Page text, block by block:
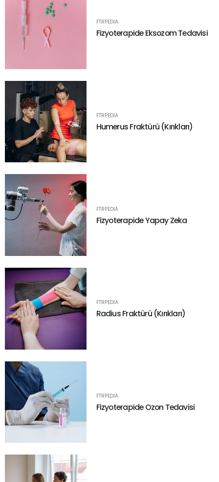
FTRPEDIA
Fizyoterapide Eksozom Tedavisi
FTRPEDIA
Humerus Fraktürü (Kırıkları)
FTRPEDIA
Fizyoterapide Yapay Zeka
FTRPEDIA
Radius Fraktürü (Kırıkları)
FTRPEDIA
Fizyoterapide Ozon Tedavisi